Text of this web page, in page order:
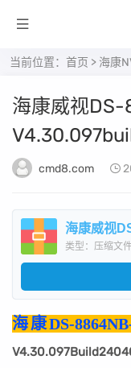
当前位置： 首页 > 海康
海康威视
cmd8.com
类型：压缩文
海康DS-